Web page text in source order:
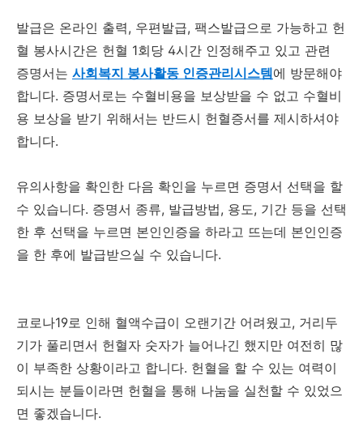
발급은 온라인 출력, 우편발급, 팩스발급으로 가능하고 헌
혈 봉사시간은 헌혈 1회당 4시간 인정해주고 있고 관련
증명서는 사회복지 봉사활동 인증관리시스템에 방문해야
합니다. 증명서로는 수혈비용을 보상받을 수 없고 수혈비
용 보상을 받기 위해서는 반드시 헌혈증서를 제시하셔야
합니다.
유의사항을 확인한 다음 확인을 누르면 증명서 선택을 할
수 있습니다. 증명서 종류, 발급방법, 용도, 기간 등을 선택
한 후 선택을 누르면 본인인증을 하라고 뜨는데 본인인증
을 한 후에 발급받으실 수 있습니다.
코로나19로 인해 혈액수급이 오랜기간 어려웠고, 거리두
기가 풀리면서 헌혈자 숫자가 늘어나긴 했지만 여전히 많
이 부족한 상황이라고 합니다. 헌혈을 할 수 있는 여력이
되시는 분들이라면 헌혈을 통해 나눔을 실천할 수 있었으
면 좋겠습니다.